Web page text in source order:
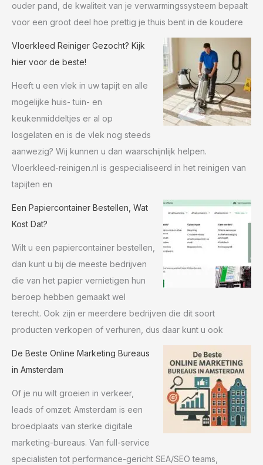
ouder pand, de kwaliteit van je verwarmingssysteem bepaalt
voor een groot deel hoe prettig je thuis bent in de koudere
Vloerkleed Reiniger Gezocht? Kijk
hier voor de beste!
Heeft u een vlek in uw tapijt en alle
mogelijke huis- tuin- en
keukenmiddeltjes er al op
losgelaten en is de vlek nog steeds
aanwezig? Wij kunnen u dan waarschijnlijk helpen.
Vloerkleed-reinigen.nl is gespecialiseerd in het reinigen van
tapijten en
Een Papiercontainer Bestellen, Wat
Kost Dat?
Wilt u een papiercontainer bestellen,
dan kunt u bij de meeste bedrijven
die van het papier vernietigen hun
beroep hebben gemaakt wel
terecht. Ook zijn er meerdere bedrijven die dit soort
producten verkopen of verhuren, dus daar kunt u ook
De Beste Online Marketing Bureaus
in Amsterdam
Of je nu wilt groeien in verkeer,
leads of omzet: Amsterdam is een
broedplaats van sterke digitale
marketing-bureaus. Van full-service
specialisten tot performance-gericht SEA/SEO teams,